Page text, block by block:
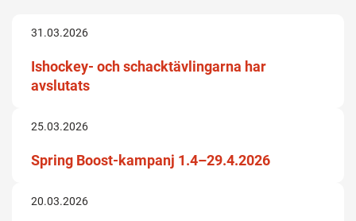
31.03.2026
Ishockey- och schacktävlingarna har
avslutats
25.03.2026
Spring Boost-kampanj 1.4–29.4.2026
20.03.2026